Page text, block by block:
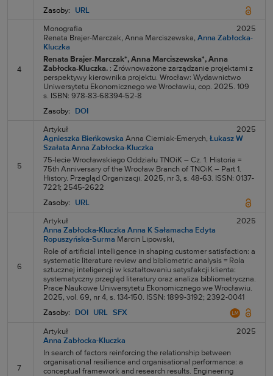
Zasoby:
URL
4
Monografia
2025
Renata Brajer-Marczak, Anna Marciszewska, Anna Zabłocka-
Kluczka
Renata Brajer-Marczak*, Anna Marciszewska*, Anna
Zabłocka-Kluczka. : Zrównoważone zarządzanie projektami z
perspektywy kierownika projektu. Wrocław: Wydawnictwo
Uniwersytetu Ekonomicznego we Wrocławiu, cop. 2025. 109
s. ISBN: 978-83-68394-52-8
Zasoby:
DOI
5
Artykuł
2025
Agnieszka Bieńkowska Anna Cierniak-Emerych, Łukasz W
Szałata Anna Zabłocka-Kluczka
75-lecie Wrocławskiego Oddziału TNOiK – Cz. 1. Historia =
75th Anniversary of the Wrocław Branch of TNOiK – Part 1.
History. Przegląd Organizacji. 2025, nr 3, s. 48-63. ISSN: 0137-
7221; 2545-2622
Zasoby:
URL
6
Artykuł
2025
Anna Zabłocka-Kluczka Anna K Sałamacha Edyta
Ropuszyńska-Surma Marcin Lipowski,
Role of artificial intelligence in shaping customer satisfaction: a
systematic literature review and bibliometric analysis = Rola
sztucznej inteligencji w kształtowaniu satysfakcji klienta:
systematyczny przegląd literatury oraz analiza bibliometryczna.
Prace Naukowe Uniwersytetu Ekonomicznego we Wrocławiu.
2025, vol. 69, nr 4, s. 134-150. ISSN: 1899-3192; 2392-0041
Zasoby:
DOI URL SFX
7
Artykuł
2025
Anna Zabłocka-Kluczka
In search of factors reinforcing the relationship between
organisational resilience and organisational performance: a
conceptual framework and research results. Engineering